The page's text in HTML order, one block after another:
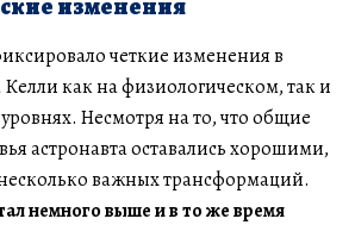
четкие изменения в
как на физиологическом, так и
Несмотря на то, что общие
астронавта оставались хорошими,
важных трансформаций.
немного выше и в то же время